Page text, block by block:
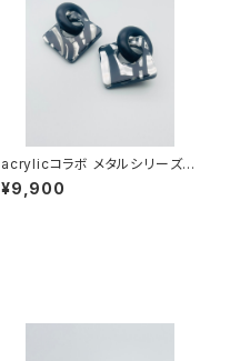
acrylicコラボ メタルシリーズ
（ブラック系）AMB-MM24002
¥9,900